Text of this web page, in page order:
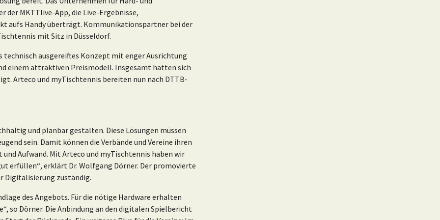
MKTTlive-App, die Live-Ergebnisse,
aufs Handy überträgt. Kommunikationspartner bei der
mit Sitz in Düsseldorf.
technisch ausgereiftes Konzept mit enger Ausrichtung
einem attraktiven Preismodell. Insgesamt hatten sich
Arteco und myTischtennis bereiten nun nach DTTB-
und planbar gestalten. Diese Lösungen müssen
sein. Damit können die Verbände und Vereine ihren
Aufwand. Mit Arteco und myTischtennis haben wir
erfüllen“,erklärt Dr. Wolfgang Dörner. Der promovierte
Digitalisierung zuständig.
des Angebots. Für die nötige Hardware erhalten
so Dörner. Die Anbindung an den digitalen Spielbericht